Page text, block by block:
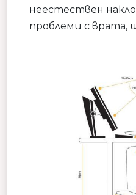
неестествен
проблеми с